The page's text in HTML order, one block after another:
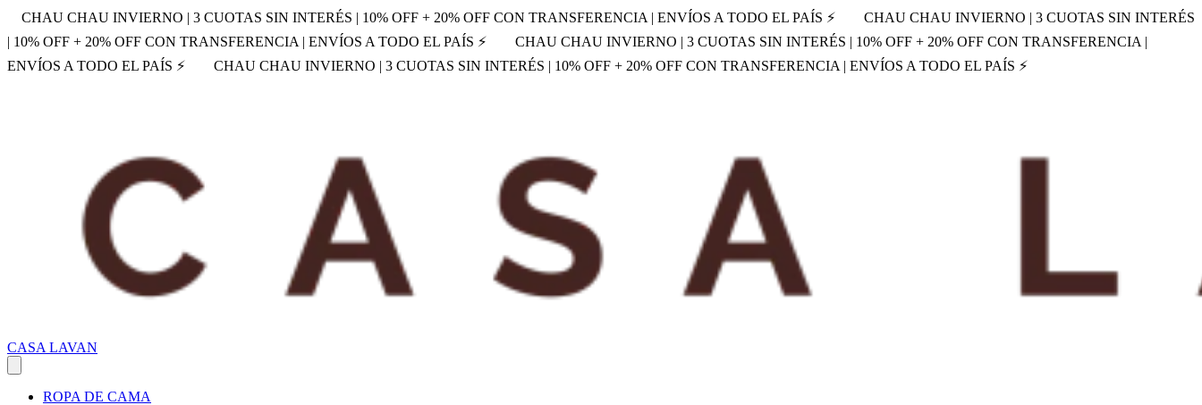
CHAU CHAU INVIERNO | 3 CUOTAS SIN INTERÉS | 10% OFF + 20% OFF CON TRANSFERENCIA | ENVÍOS A TODO EL PAÍS ⚡
CHAU CHAU INVIERNO | 3 CUOTAS SIN INTERÉS
| 10% OFF + 20% OFF CON TRANSFERENCIA | ENVÍOS A TODO EL PAÍS ⚡
CHAU CHAU INVIERNO | 3 CUOTAS SIN INTERÉS | 10% OFF + 20% OFF CON TRANSFERENCIA |
ENVÍOS A TODO EL PAÍS ⚡
CHAU CHAU INVIERNO | 3 CUOTAS SIN INTERÉS | 10% OFF + 20% OFF CON TRANSFERENCIA | ENVÍOS A TODO EL PAÍS ⚡
CASA LAVAN
ROPA DE CAMA